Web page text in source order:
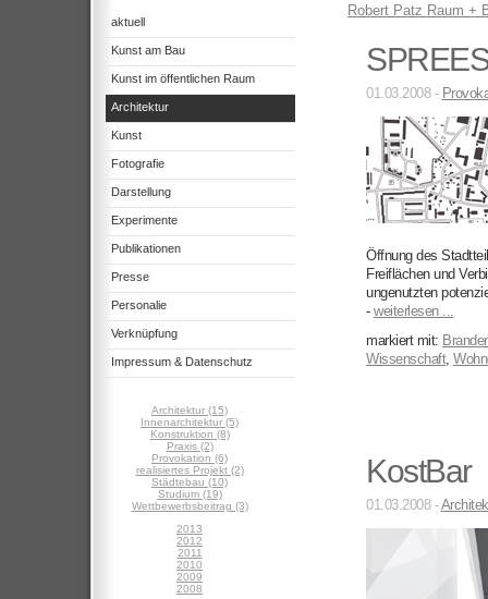
aktuell
Kunst am Bau
Kunst im öffentlichen Raum
Architektur
Kunst
Fotografie
Darstellung
Experimente
Publikationen
Presse
Personalie
Verknüpfung
Impressum & Datenschutz
Architektur (15)
Innenarchitektur (5)
Konstruktion (8)
Praxis (2)
Provokation (6)
realisiertes Projekt (2)
Städtebau (10)
Studium (19)
Wettbewerbsbeitrag (3)
2013
2012
2011
2010
2009
2008
Robert Patz Raum +
01.03.2008 -
Öffnung des
Freiflächen und
ungenutzten
- weiterlesen ...
markiert mit:
Wissenschaft,
KostBar
01.03.2008 -